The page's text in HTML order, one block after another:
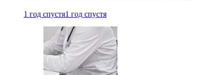
1 год спустя1 год спустя